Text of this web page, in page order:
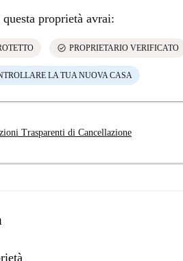
proprietà avrai:
check_circle PROPRIETARIO VERIFICATO
LA TUA NUOVA CASA
Trasparenti di Cancellazione